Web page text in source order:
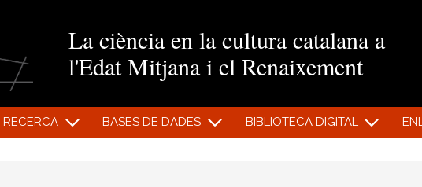
La ciència en la cultura catalana a
l'Edat Mitjana i el Renaixement
RECERCA BASES DE DADES BIBLIOTECA DIGITAL